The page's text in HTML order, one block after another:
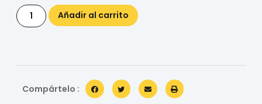
Añadir al carrito
Compártelo :